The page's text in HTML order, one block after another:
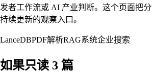
发者工作流或 AI 产业判断。这个页面把
持续更新的观察入口。
LanceDBPDF解析RAG系统企业搜索
如果只读 3 篇